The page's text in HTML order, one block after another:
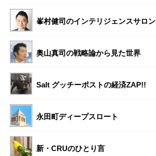
峯村健司のインテリジェンスサロン
奥山真司の戦略論から見た世界
Salt グッチーポストの経済ZAP!!
永田町ディープスロート
新・CRUのひとり言